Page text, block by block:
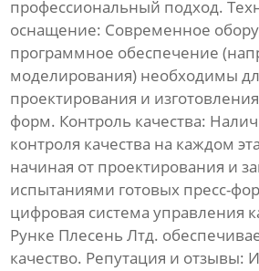
профессиональный подход.
оснащение: Современное
программное обеспечение
моделирования) необходимы
проектирования и
форм. Контроль качества:
контроля качества на каждом
начиная от проектирования и
испытаниями готовых пресс-
цифровая система управления
Рунке Плесень Лтд.
качество. Репутация и отзывы: